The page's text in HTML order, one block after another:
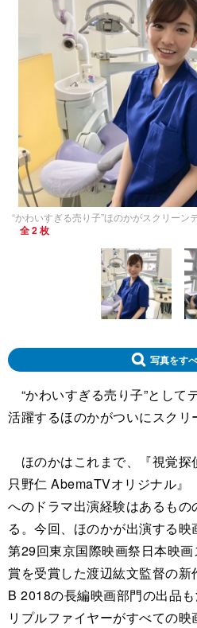
“かわいすぎる売り子”ほのかがスクリーン
全 2 枚
写真をす
“かわいすぎる売り子”として
活躍するほのかがついにスクリ
ほのかはこれまで、『視覚探
只野仁 AbemaTVオリジナル』
へのドラマ出演経験はあるも
る。今回、ほのかが出演する
第29回東京国際映画祭日本映
賞を受賞した渡辺紘文監督の
B 2018の長編映画部門の出品
リプルファイヤーがすべての